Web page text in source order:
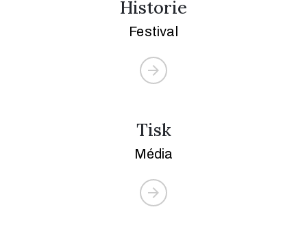
Historie
Festival
Tisk
Média